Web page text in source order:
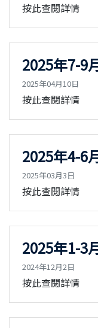
按此查閱詳情
2025年7-9
2025年04月10日
按此查閱詳情
2025年4-6
2025年03月3日
按此查閱詳情
2025年1-3
2024年12月2日
按此查閱詳情